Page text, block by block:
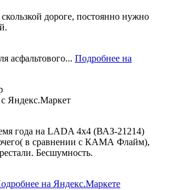
дороге, постоянно нужно
асфальтового... Подробнее на
Яндекс.Маркет
года на LADA 4x4 (ВАЗ-21214)
в сравнении с КАМА Флайм),
Бесшумность.
на Яндекс.Маркете